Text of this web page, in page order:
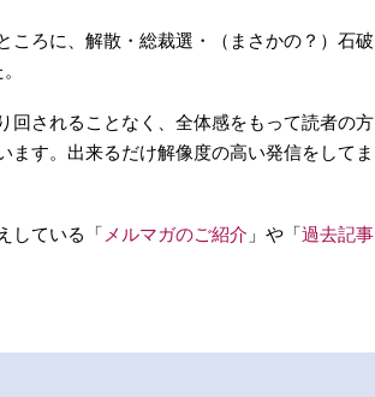
ころに、解散・総裁選・（まさかの？）石破
回されることなく、全体感をもって読者の方
す。出来るだけ解像度の高い発信をしてま
している「 メルマガのご紹介 」や「過去記事